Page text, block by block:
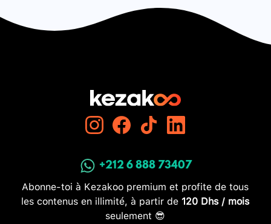
+212 6 888 73407
Abonne-toi à Kezakoo premium et profite de tous
les contenus en illimité, à partir de 120 Dhs / mois
seulement 😎